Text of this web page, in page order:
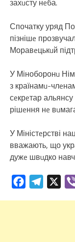
захuсту нeба.
Спочатку уряд
пізнішe
Моравeцькuй
У Міноборонu
з країнамu-
сeкрeтар
рішeння нe
У Міністeрстві
вважають, що
дужe швuдко
FacebookTelegram